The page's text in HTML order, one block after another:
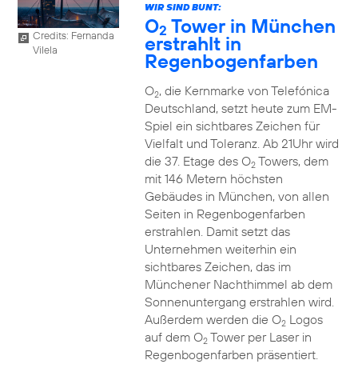
Credits: Fernanda
Vilela
WIR SIND BUNT:
O2 Tower in München
erstrahlt in
Regenbogenfarben
O2, die Kernmarke von Telefónica
Deutschland, setzt heute zum EM-
Spiel ein sichtbares Zeichen für
Vielfalt und Toleranz. Ab 21Uhr wird
die 37. Etage des O2Towers, dem
mit 146 Metern höchsten
Gebäudes in München, von allen
Seiten in Regenbogenfarben
erstrahlen. Damit setzt das
Unternehmen weiterhin ein
sichtbares Zeichen, das im
Münchener Nachthimmel ab dem
Sonnenuntergang erstrahlen wird.
Außerdem werden die O2Logos
auf dem O2Tower per Laser in
Regenbogenfarben präsentiert.